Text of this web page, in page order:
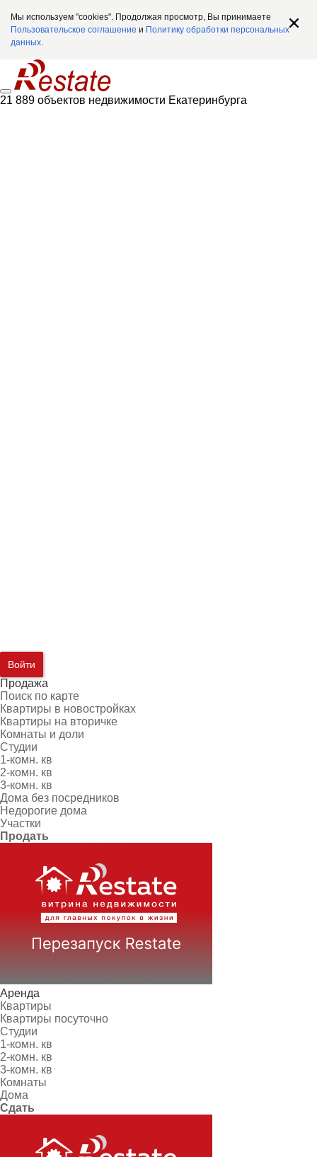
Мы используем "cookies". Продолжая просмотр, Вы принимаете
Пользовательское соглашение и Политику обработки персональных
данных.
21 889 объектов недвижимости Екатеринбурга
Войти
Продажа
Поиск по карте
Квартиры в новостройках
Квартиры на вторичке
Комнаты и доли
Студии
1-комн. кв
2-комн. кв
3-комн. кв
Дома без посредников
Недорогие дома
Участки
Продать
Аренда
Квартиры
Квартиры посуточно
Студии
1-комн. кв
2-комн. кв
3-комн. кв
Комнаты
Дома
Сдать